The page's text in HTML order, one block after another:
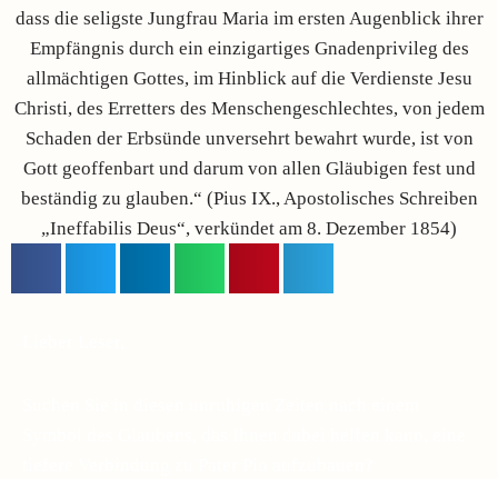
dass die seligste Jungfrau Maria im ersten Augenblick ihrer
Empfängnis durch ein einzigartiges Gnadenprivileg des
allmächtigen Gottes, im Hinblick auf die Verdienste Jesu
Christi, des Erretters des Menschengeschlechtes, von jedem
Schaden der Erbsünde unversehrt bewahrt wurde, ist von
Gott geoffenbart und darum von allen Gläubigen fest und
beständig zu glauben.“ (Pius IX., Apostolisches Schreiben
„Ineffabilis Deus“, verkündet am 8. Dezember 1854)